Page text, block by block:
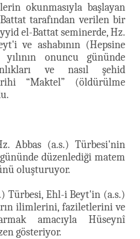
okunmasıyla başlayan
tarafından verilen bir
el-Battat seminerde, Hz.
ve ashabının (Hepsine
onuncu gününde
ve nasıl şehid
“Maktel” (öldürülme
Abbas (a.s.) Türbesi'nin
düzenlediği matem
oluşturuyor.
Türbesi, Ehl-i Beyt'in (a.s.)
ilimlerini, faziletlerini ve
amacıyla Hüseynî
gösteriyor.